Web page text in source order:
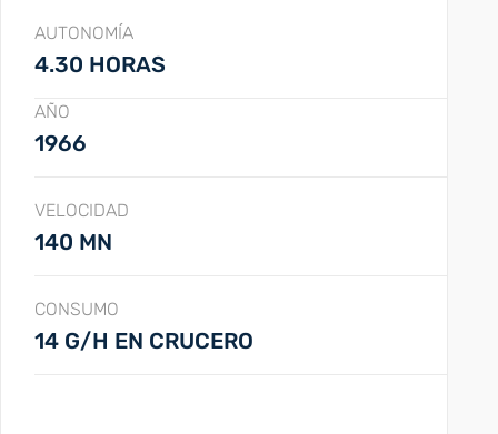
AUTONOMÍA
4.30 HORAS
AÑO
1966
VELOCIDAD
140 MN
CONSUMO
14 G/H EN CRUCERO